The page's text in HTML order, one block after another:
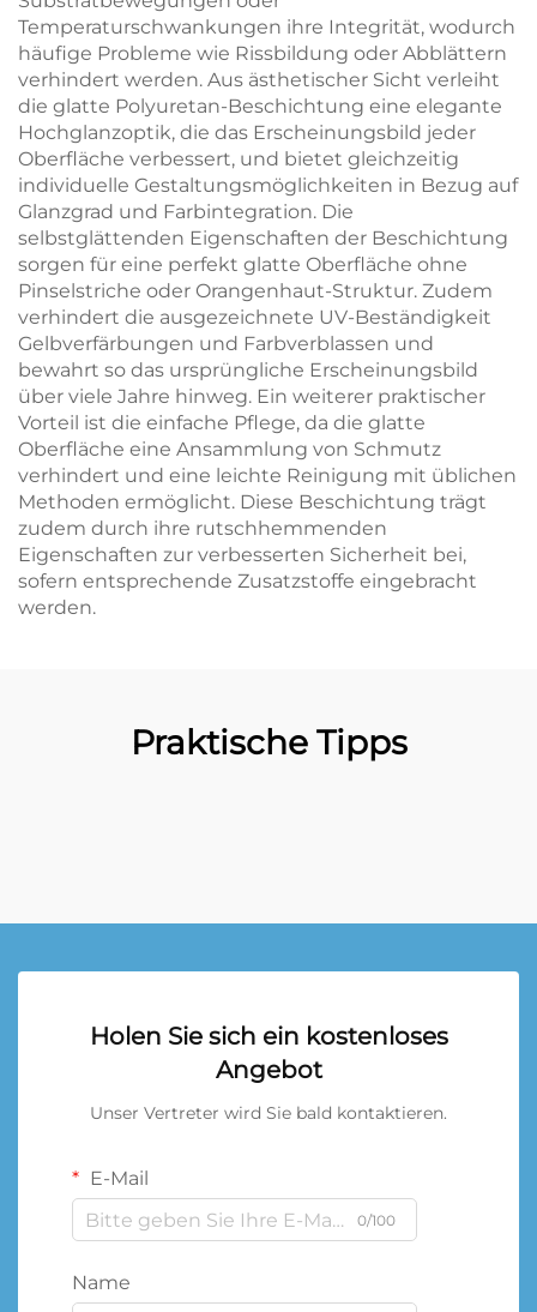
Temperaturschwankungen ihre Integrität, wodurch
häufige Probleme wie Rissbildung oder Abblättern
verhindert werden. Aus ästhetischer Sicht verleiht
die glatte Polyuretan-Beschichtung eine elegante
Hochglanzoptik, die das Erscheinungsbild jeder
Oberfläche verbessert, und bietet gleichzeitig
individuelle Gestaltungsmöglichkeiten in Bezug auf
Glanzgrad und Farbintegration. Die
selbstglättenden Eigenschaften der Beschichtung
sorgen für eine perfekt glatte Oberfläche ohne
Pinselstriche oder Orangenhaut-Struktur. Zudem
verhindert die ausgezeichnete UV-Beständigkeit
Gelbverfärbungen und Farbverblassen und
bewahrt so das ursprüngliche Erscheinungsbild
über viele Jahre hinweg. Ein weiterer praktischer
Vorteil ist die einfache Pflege, da die glatte
Oberfläche eine Ansammlung von Schmutz
verhindert und eine leichte Reinigung mit üblichen
Methoden ermöglicht. Diese Beschichtung trägt
zudem durch ihre rutschhemmenden
Eigenschaften zur verbesserten Sicherheit bei,
sofern entsprechende Zusatzstoffe eingebracht
werden.
Praktische Tipps
Holen Sie sich ein kostenloses
Angebot
Unser Vertreter wird Sie bald kontaktieren.
E-Mail
0/100
Name